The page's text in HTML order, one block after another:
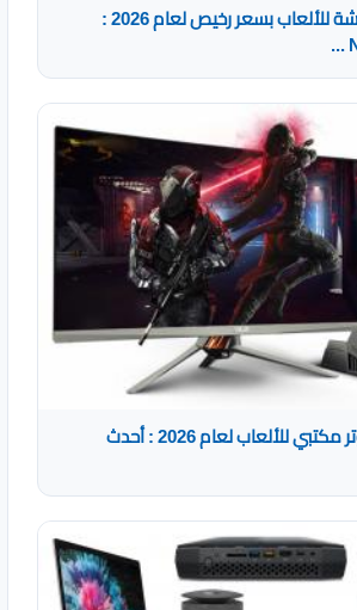
أفضل كروت الشاشة للألعاب بسعر رخيص لعام 2026 :
أفضل جهاز كمبيوتر مكتبي للألعاب لعام 2026 : أحدث